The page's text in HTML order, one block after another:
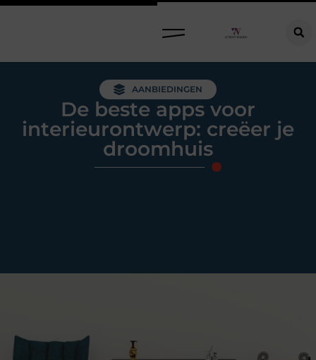
AANBIEDINGEN
De beste apps voor
interieurontwerp: creëer je
droomhuis